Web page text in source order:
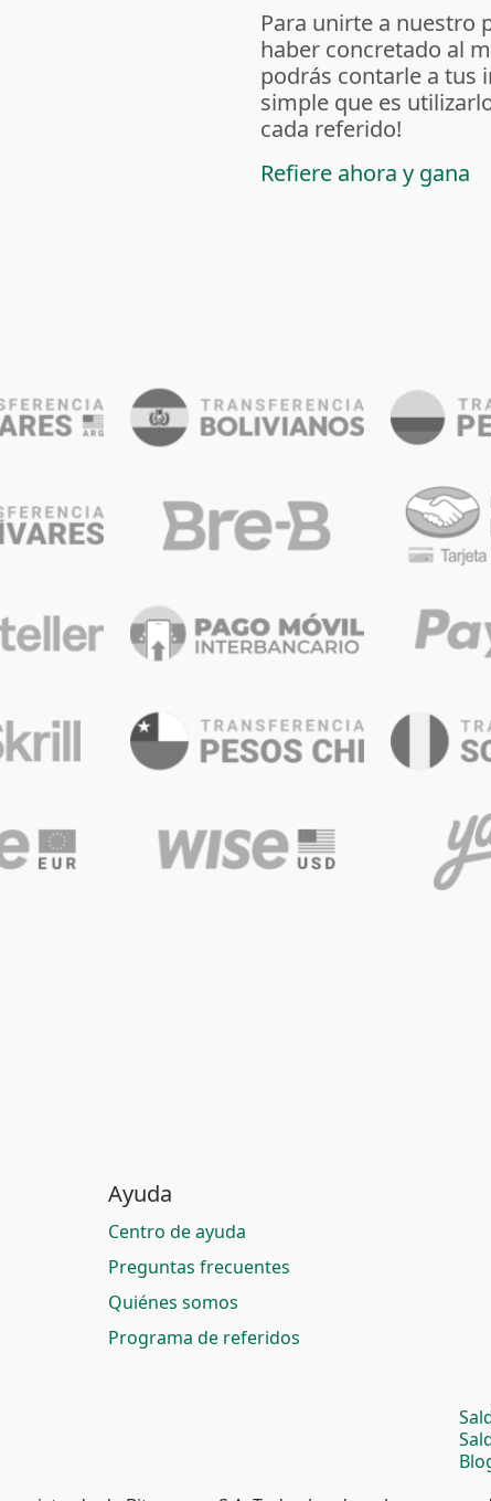
Para unirte a nuestro
haber concretado al
podrás contarle a tus
simple que es
cada referido!
Refiere ahora y gana
Ayuda
Centro de ayuda
Preguntas frecuentes
Quiénes somos
Programa de referidos